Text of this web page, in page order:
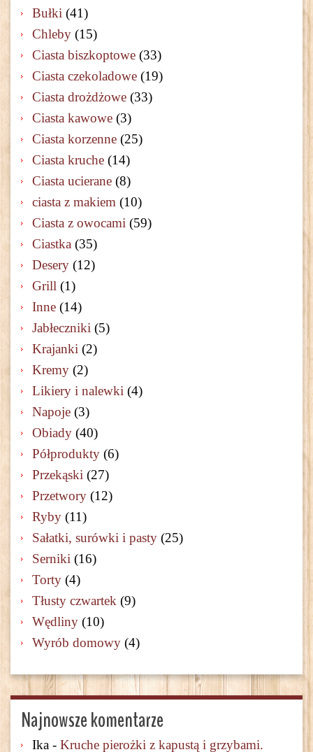
Bułki (41)
Chleby (15)
Ciasta biszkoptowe (33)
Ciasta czekoladowe (19)
Ciasta drożdżowe (33)
Ciasta kawowe (3)
Ciasta korzenne (25)
Ciasta kruche (14)
Ciasta ucierane (8)
ciasta z makiem (10)
Ciasta z owocami (59)
Ciastka (35)
Desery (12)
Grill (1)
Inne (14)
Jabłeczniki (5)
Krajanki (2)
Kremy (2)
Likiery i nalewki (4)
Napoje (3)
Obiady (40)
Półprodukty (6)
Przekąski (27)
Przetwory (12)
Ryby (11)
Sałatki, surówki i pasty (25)
Serniki (16)
Torty (4)
Tłusty czwartek (9)
Wędliny (10)
Wyrób domowy (4)
Najnowsze komentarze
Ika - Kruche pierożki z kapustą i grzybami.